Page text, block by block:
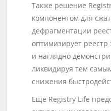
Также решение
компонентом для
дефрагментации
оптимизирует реестр
и наглядно
ликвидируя тем
снижения
Еще Registry Life